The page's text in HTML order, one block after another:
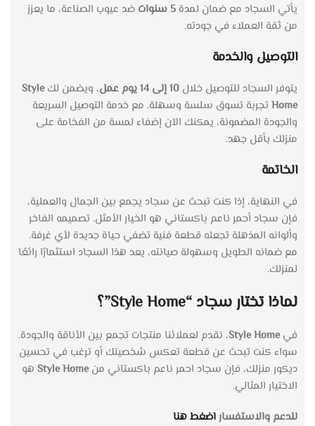
يأتي السجاد مع ضمان لمدة 5 سنوات
ضد عيوب الصناعة، ما يعزز
من ثقة العملاء في جودته.
التوصيل والخدمة
يتوفر السجاد للتوصيل خلال 10 إلى 14 يوم عمل ، ويضمن لكStyle
Home تجربة تسوق سلسة وسهلة. مع خدمة التوصيل السريعة
والجودة المضمونة، يمكنك الآن إضفاء لمسة من الفخامة على
منزلك بأقل جهد.
الخاتمة
في النهاية، إذا كنت تبحث عن سجاد يجمع بين الجمال والعملية،
فإن سجاد أحمر ناعم باكستاني هو الخيار الأمثل. تصميمه الفاخر
وألوانه المذهلة تجعله قطعة فنية تضفي حياة جديدة لأي غرفة.
مع ضمانه الطويل وسهولة صيانته، يعد هذا السجاد استثمارًا رائعًا
لمنزلك.
لماذا تختار سجاد “Style Home”؟
فيStyle Home، نقدم لعملائنا منتجات تجمع بين الأناقة والجودة.
سواء كنت تبحث عن قطعة تعكس شخصيتك أو ترغب في تحسين
ديكور منزلك، فإن سجاد احمر ناعم باكستاني منStyle Home هو
الاختيار المثالي.
للدعم والاستفساراضغط هنا